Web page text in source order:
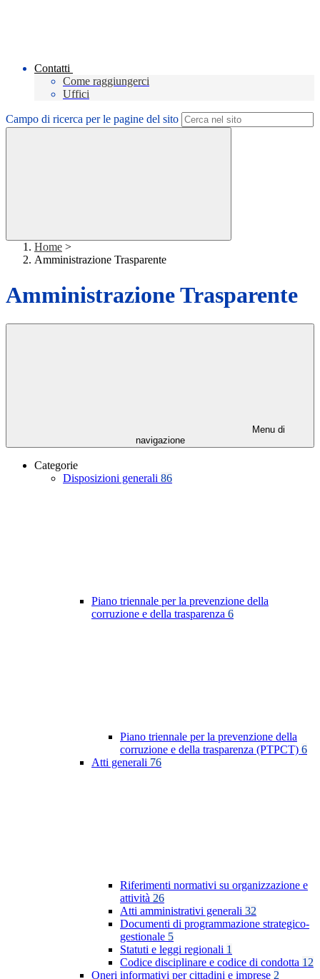
Contatti
Come raggiungerci
Uffici
Campo di ricerca per le pagine del sito
Home >
Amministrazione Trasparente
Amministrazione Trasparente
Menu di
navigazione
Categorie
Disposizioni generali 86
Piano triennale per la prevenzione della
corruzione e della trasparenza 6
Piano triennale per la prevenzione della
corruzione e della trasparenza (PTPCT) 6
Atti generali 76
Riferimenti normativi su organizzazione e
attività 26
Atti amministrativi generali 32
Documenti di programmazione strategico-
gestionale 5
Statuti e leggi regionali 1
Codice disciplinare e codice di condotta 12
Oneri informativi per cittadini e imprese 2